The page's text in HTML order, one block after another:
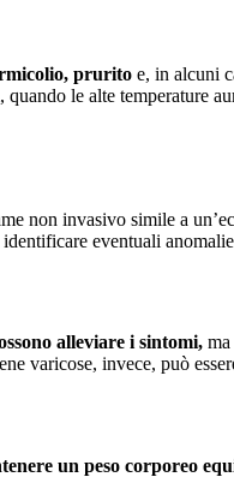
prurito e, in alcuni
le alte temperature
non invasivo simile a
eventuali
alleviare i sintomi,
varicose, invece, può
un peso corporeo